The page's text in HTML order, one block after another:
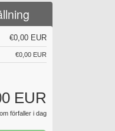
€0,00 EUR
€0,00 EUR
EUR
förfaller i dag